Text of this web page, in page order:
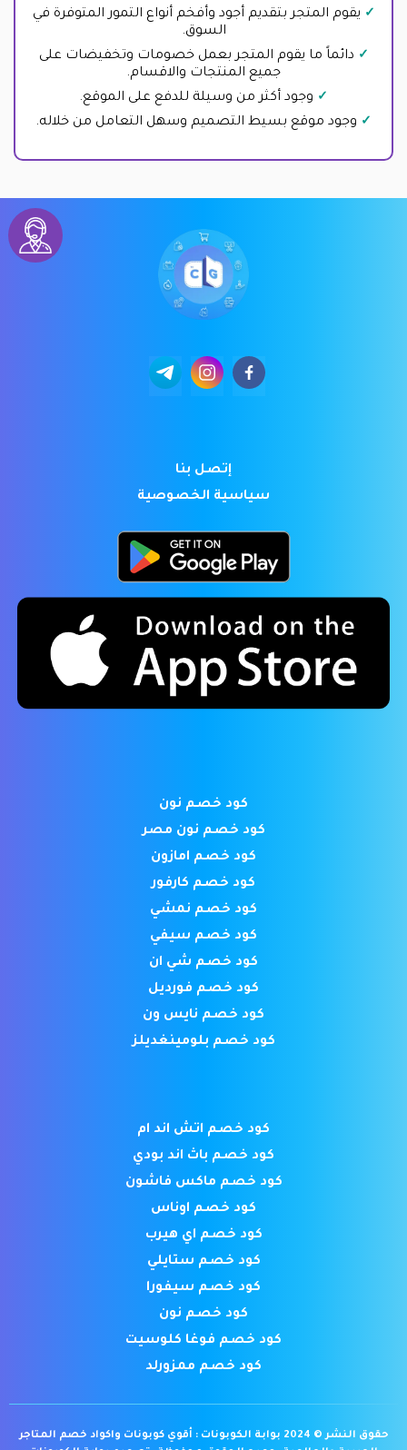
يقوم المتجر بتقديم أجود وأفخم أنواع التمور المتوفرة في
السوق.
دائماً ما يقوم المتجر بعمل خصومات وتخفيضات على
جميع المنتجات والاقسام.
وجود أكثر من وسيلة للدفع على الموقع.
وجود موقع بسيط التصميم وسهل التعامل من خلاله.
إتصل بنا
سياسية الخصوصية
كود خصم نون
كود خصم نون مصر
كود خصم امازون
كود خصم كارفور
كود خصم نمشي
كود خصم سيفي
كود خصم شي ان
كود خصم فورديل
كود خصم نايس ون
كود خصم بلومينغديلز
كود خصم اتش اند ام
كود خصم باث اند بودي
كود خصم ماكس فاشون
كود خصم اوناس
كود خصم اي هيرب
كود خصم ستايلي
كود خصم سيفورا
كود خصم نون
كود خصم فوغا كلوسيت
كود خصم ممزورلد
حقوق النشر © 2024 بوابة الكوبونات : أقوي كوبونات واكواد خصم المتاجر